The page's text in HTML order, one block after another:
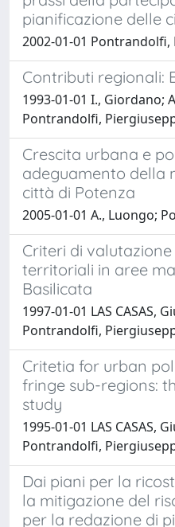
pianificazione delle
2002-01-01
Contributi regionali:
1993-01-01 I., Giordano;
Pontrandolfi,
Crescita urbana e
adeguamento della
città di Potenza
2005-01-01 A., Luongo;
Criteri di
territoriali in aree
Basilicata
1997-01-01 LAS CASAS,
Pontrandolfi,
Critetia for urban
fringe sub-regions:
study
1995-01-01 LAS CASAS,
Pontrandolfi,
Dai piani per la
la mitigazione del
per la redazione di